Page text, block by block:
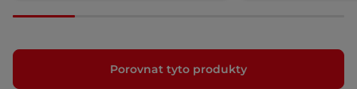
Porovnat tyto produkty